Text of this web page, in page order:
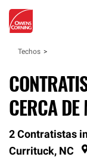
Techos
CERCA
2 Contratistas
Currituck, NC